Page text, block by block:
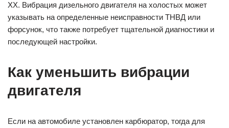
ХХ. Вибрация дизельного двигателя на холостых может
указывать на определенные неисправности ТНВД или
форсунок, что также потребует тщательной диагностики и
последующей настройки.
Как уменьшить вибрации
двигателя
Если на автомобиле установлен карбюратор, тогда для